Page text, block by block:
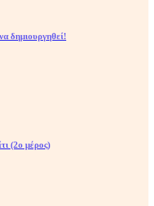
δημιουργηθεί!
(2ο μέρος)